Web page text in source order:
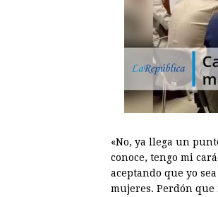
«No, ya llega un
conoce, tengo mi
aceptando que yo
mujeres. Perdón